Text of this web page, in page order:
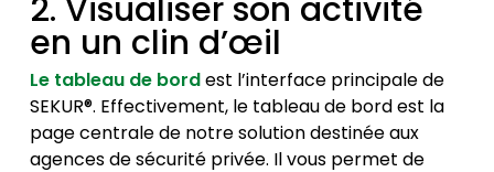
2. Visualiser son activité
en un clin d’œil
Le tableau de bordest l’interface principale de
SEKUR®. Effectivement, le tableau de bord est la
page centrale de notre solution destinée aux
agences de sécurité privée. Il vous permet de